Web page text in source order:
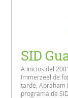
SID
A inicios del
Immerzeel de
tarde, Abraham
programa de